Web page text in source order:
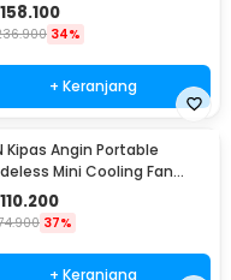
158.100
34%
+ Keranjang
Kipas Angin Portable
Mini Cooling Fan
Bank 3000mAh - 348
110.200
37%
+ Keranjang